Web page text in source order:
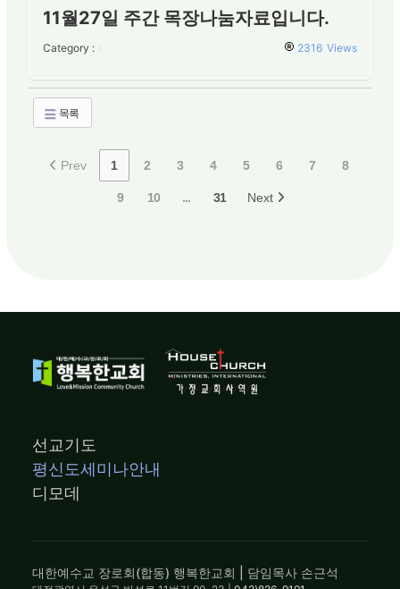
11월27일 주간 목장나눔자료입니다.
Category : 2316 Views
목록
Prev 1 2 3 4 5 6 7 8
9 10 ... 31 Next
선교기도
평신도세미나안내
디모데
대한예수교 장로회(합동) 행복한교회 | 담임목사 손근석